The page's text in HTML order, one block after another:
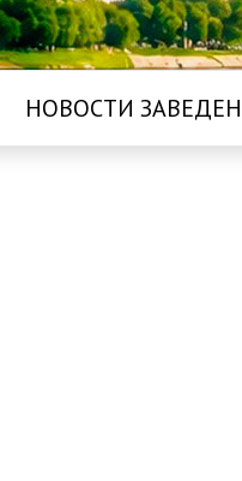
НОВОСТИ